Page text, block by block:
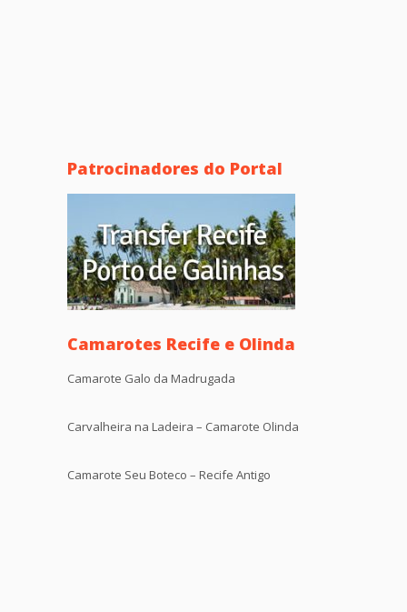
Patrocinadores do Portal
Camarotes Recife e Olinda
Camarote Galo da Madrugada
Carvalheira na Ladeira – Camarote Olinda
Camarote Seu Boteco – Recife Antigo